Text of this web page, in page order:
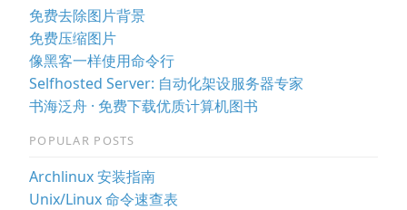
免费去除图片背景
免费压缩图片
像黑客一样使用命令行
Selfhosted Server: 自动化架设服务器专家
书海泛舟 · 免费下载优质计算机图书
POPULAR POSTS
Archlinux 安装指南
Unix/Linux 命令速查表